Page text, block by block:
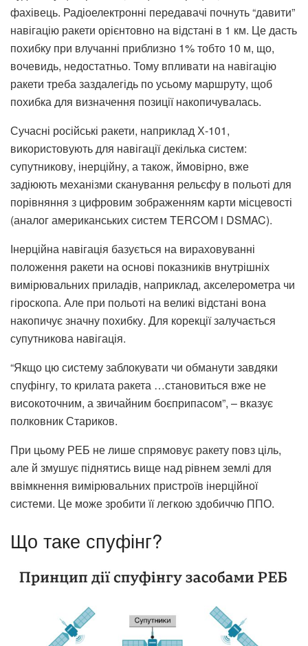
фахівець. Радіоелектронні передавачі почнуть “давити”
навігацію ракети орієнтовно на відстані в 1 км. Це дасть
похибку при влучанні приблизно 1% тобто 10 м, що,
вочевидь, недостатньо. Тому впливати на навігацію
ракети треба заздалегідь по усьому маршруту, щоб
похибка для визначення позиції накопичувалась.
Сучасні російські ракети, наприклад Х-101,
використовують для навігації декілька систем:
супутникову, інерційну, а також, ймовірно, вже
задіюють механізми сканування рельєфу в польоті для
порівняння з цифровим зображенням карти місцевості
(аналог американських систем TERCOM i DSMAC).
Інерційна навігація базується на вираховуванні
положення ракети на основі показників внутрішніх
вимірювальних приладів, наприклад, акселерометра чи
гіроскопа. Але при польоті на великі відстані вона
накопичує значну похибку. Для корекції залучається
супутникова навігація.
“Якщо цю систему заблокувати чи обманути завдяки
спуфінгу, то крилата ракета …становиться вже не
високоточним, а звичайним боєприпасом”, – вказує
полковник Стариков.
При цьому РЕБ не лише спрямовує ракету повз ціль,
але й змушує піднятись вище над рівнем землі для
ввімкнення вимірювальних пристроїв інерційної
системи. Це може зробити її легкою здобиччю ППО.
Що таке спуфінг?